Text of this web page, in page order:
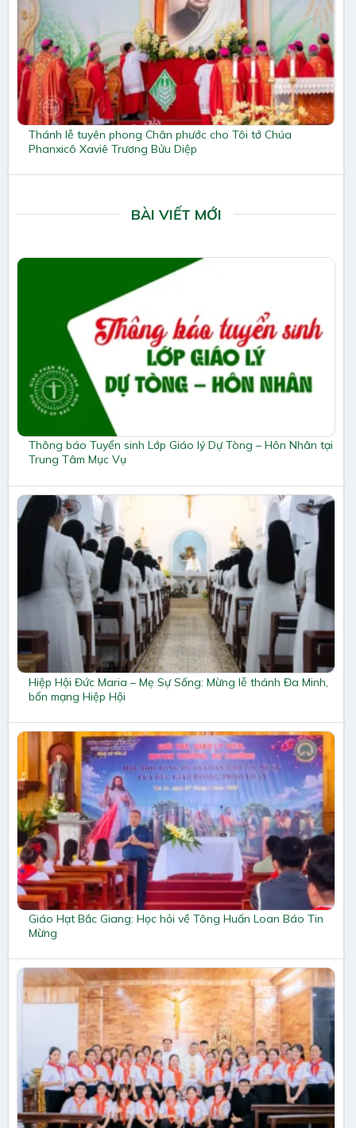
Thánh lễ tuyên phong Chân phước cho Tôi tớ Chúa
Phanxicô Xaviê Trương Bửu Diệp
BÀI VIẾT MỚI
Thông báo Tuyển sinh Lớp Giáo lý Dự Tòng – Hôn Nhân tại
Trung Tâm Mục Vụ
Hiệp Hội Đức Maria – Mẹ Sự Sống: Mừng lễ thánh Đa Minh,
bổn mạng Hiệp Hội
Giáo Hạt Bắc Giang: Học hỏi về Tông Huấn Loan Báo Tin
Mừng